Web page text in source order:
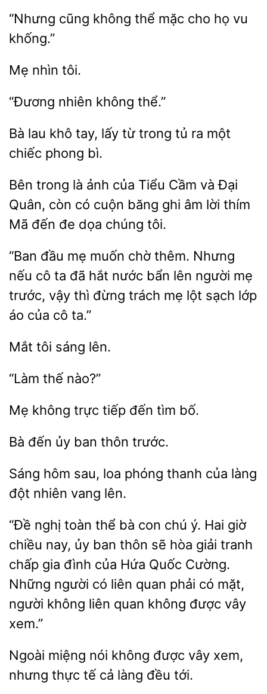
cũng không thể cho
vu
khống.”
thể.”
lau khô tay, lấy
trong tủ ra một
chiếc phong
Bên
là ảnh của Tiểu Cầm và Đại
Quân, còn có cuộn băng ghi âm lời thím
đến đe
chúng tôi.
“Ban đầu mẹ muốn chờ thêm. Nhưng
nếu cô ta đã hắt nước bẩn lên người mẹ
trước, vậy
đừng mẹ
sạch lớp
áo của cô ta.”
lên.
Mẹ không đến bố.
đến ủy trước.
Sáng hôm sau, loa thanh
làng
nhiên vang lên.
“Đề nghị toàn thể bà con chú
Hai giờ
chiều nay, ủy ban thôn sẽ hòa giải tranh
chấp
đình của Hứa Quốc Cường.
người có liên quan phải có mặt,
người không liên quan không được vây
xem.”
Ngoài miệng nói
vây xem,
nhưng thực tế cả làng đều